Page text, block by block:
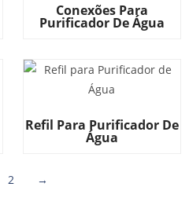
Conexões Para
Purificador De Água
Refil Para Purificador De
Água
2 →